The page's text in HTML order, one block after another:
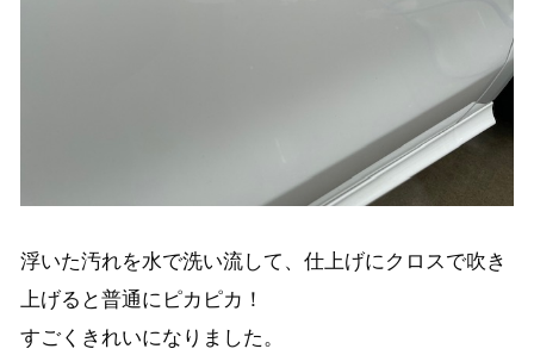
浮いた汚れを水で洗い流して、仕上げにクロスで吹き
上げると普通にピカピカ！
すごくきれいになりました。